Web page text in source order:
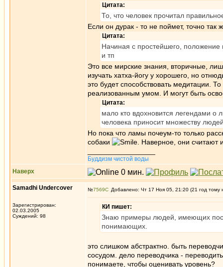
Цитата:
То, что человек прочитал
Если он дурак - то не поймет, точно
Цитата:
Начиная с простейшего,
и тп
Это все мирские знания, вторичные,
изучать хатха-йогу у хорошего, но
это будет способствовать медитации.
реализованным умом. И могут быть
Цитата:
мало кто вдохновится легендами о
человека приносит множеству
Но пока что ламы почеум-то только
собаки
. Наверное, они считают
Буддизм чистой воды
Наверх
Samadhi Undercover
Зарегистрирован:
02.03.2005
Суждений: 98
№7569 Добавлено: Чт 17 Ноя 05, 21:20 (21 год тому
КИ пишет:
Знаю примеры людей, имеющих
понимающих.
это слишком абстрактно. быть
сосудом. дело переводчика -
понимаете, чтобы оценивать уровень?